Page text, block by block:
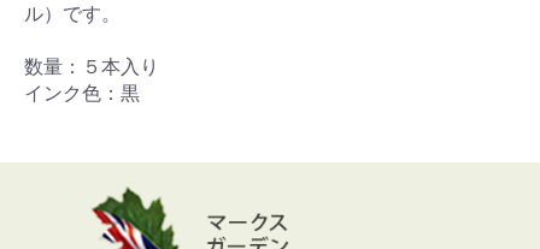
ル）です。
数量：５本入り
インク色：黒